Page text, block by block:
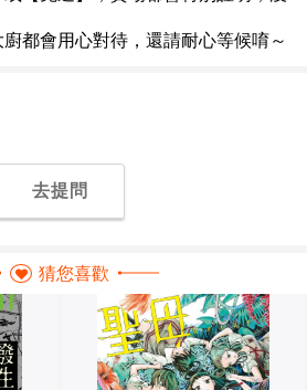
去提問
猜您喜歡